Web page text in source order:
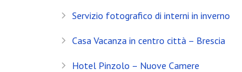
Servizio fotografico di interni in inverno
Casa Vacanza in centro città – Brescia
Hotel Pinzolo – Nuove Camere
info@banfimirko.it